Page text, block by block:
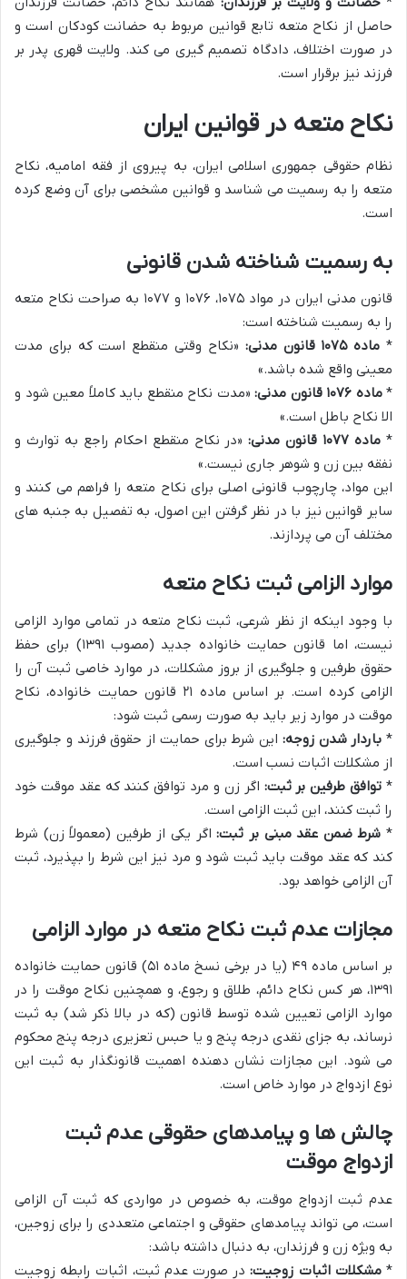
حاصل از نکاح متعه تابع قوانین مربوط به حضانت کودکان است و
در صورت اختلاف، دادگاه تصمیم گیری می کند. ولایت قهری پدر بر
فرزند نیز برقرار است.
نکاح متعه در قوانین ایران
نظام حقوقی جمهوری اسلامی ایران، به پیروی از فقه امامیه، نکاح
متعه را به رسمیت می شناسد و قوانین مشخصی برای آن وضع کرده
است.
به رسمیت شناخته شدن قانونی
قانون مدنی ایران در مواد ۱۰۷۵، ۱۰۷۶ و ۱۰۷۷ به صراحت نکاح متعه
را به رسمیت شناخته است:
* ماده ۱۰۷۵ قانون مدنی:
«نکاح وقتی منقطع است که برای مدت
معینی واقع شده باشد.»
*ماده ۱۰۷۶ قانون مدنی:
«مدت نکاح منقطع باید کاملاً معین شود و
الا نکاح باطل است.»
* ماده ۱۰۷۷ قانون مدنی:
«در نکاح منقطع احکام راجع به توارث و
نفقه بین زن و شوهر جاری نیست.»
این مواد، چارچوب قانونی اصلی برای نکاح متعه را فراهم می کنند و
سایر قوانین نیز با در نظر گرفتن این اصول، به تفصیل به جنبه های
مختلف آن می پردازند.
موارد الزامی ثبت نکاح متعه
با وجود اینکه از نظر شرعی، ثبت نکاح متعه در تمامی موارد الزامی
نیست، اما قانون حمایت خانواده جدید (مصوب ۱۳۹۱) برای حفظ
حقوق طرفین و جلوگیری از بروز مشکلات، در موارد خاصی ثبت آن را
الزامی کرده است. بر اساس ماده ۲۱ قانون حمایت خانواده، نکاح
موقت در موارد زیر باید به صورت رسمی ثبت شود:
* باردار شدن زوجه: این شرط برای حمایت از حقوق فرزند و جلوگیری
از مشکلات اثبات نسب است.
* توافق طرفین بر ثبت: اگر زن و مرد توافق کنند که عقد موقت خود
را ثبت کنند، این ثبت الزامی است.
* شرط ضمن عقد مبنی بر ثبت:اگر یکی از طرفین (معمولاً زن) شرط
کند که عقد موقت باید ثبت شود و مرد نیز این شرط را بپذیرد، ثبت
آن الزامی خواهد بود.
مجازات عدم ثبت نکاح متعه در موارد الزامی
بر اساس ماده ۴۹ (یا در برخی نسخ ماده ۵۱) قانون حمایت خانواده
۱۳۹۱، هر کس نکاح دائم، طلاق و رجوع، و همچنین نکاح موقت را در
موارد الزامی تعیین شده توسط قانون (که در بالا ذکر شد) به ثبت
نرساند، به جزای نقدی درجه پنج و یا حبس تعزیری درجه پنج محکوم
می شود. این مجازات نشان دهنده اهمیت قانونگذار به ثبت این
نوع ازدواج در موارد خاص است.
چالش ها و پیامدهای حقوقی عدم ثبت
ازدواج موقت
عدم ثبت ازدواج موقت، به خصوص در مواردی که ثبت آن الزامی
است، می تواند پیامدهای حقوقی و اجتماعی متعددی را برای زوجین،
به ویژه زن و فرزندان، به دنبال داشته باشد:
*مشکلات اثبات زوجیت:در صورت عدم ثبت، اثبات رابطه زوجیت